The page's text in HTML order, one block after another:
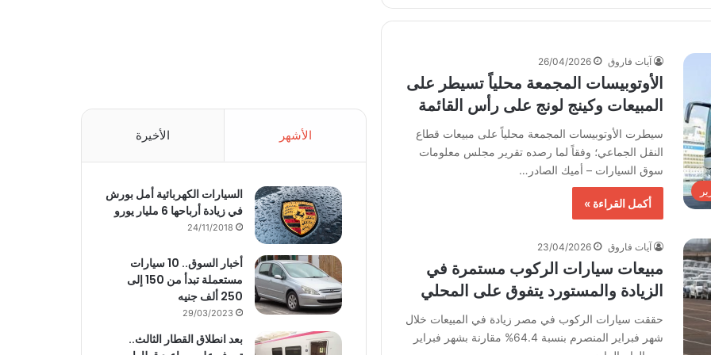
آيات فاروق 26/04/2026
الأوتوبيسات المجمعة محلياً تسيطر على
المبيعات وكينج لونج على رأس القائمة
سيطرت الأوتوبيسات المجمعة محلياً على مبيعات قطاع
النقل الجماعي؛ وفقاً لما رصده تقرير مجلس معلومات
سوق السيارات – أميك الصادر…
أكمل القراءة »
آيات فاروق 23/04/2026
مبيعات سيارات الركوب مستمرة في
الزيادة والمستورد يتفوق على المحلي
حققت سيارات الركوب في مصر زيادة في المبيعات خلال
شهر فبراير المنصرم بنسبة 64.4% مقارنة بشهر فبراير
الأشهر الأخيرة
السيارات الكهربائية أمل بورش
في زيادة أرباحها 6 مليار يورو
24/11/2018
أخبار السوق.. 10 سيارات
مستعملة تبدأ من 150 إلى
250 ألف جنيه
29/03/2023
بعد انطلاق القطار الثالث..